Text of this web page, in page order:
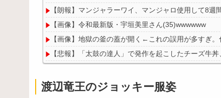
【朗報】マンジャラーワイ、マンジャロ使用して8週
【画像】令和最新版・宇垣美里さん(35)wwwwww
【画像】地獄の釜の蓋が開く←これの誤用が多すぎ
【悲報】「太鼓の達人」で発作を起こしたチーズ牛
渡辺竜王のジョッキー服姿